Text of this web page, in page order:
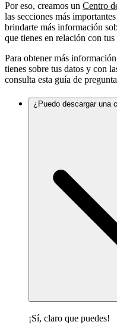
Por eso, creamos un Centro
las secciones más
brindarte más información
que tienes en relación con tus
Para obtener más
tienes sobre tus datos y con
consulta esta guía de
¿Puedo descargar una
¡Sí, claro que puedes!